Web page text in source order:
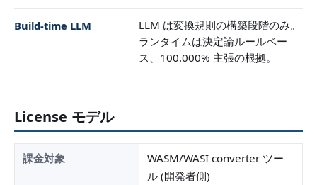
Build-time LLM
LLM は変換規則の構築段階のみ。
ランタイムは決定論ルールベー
ス、100.000% 主張の根拠。
License モデル
課金対象
WASM/WASI converter ツー
ル (開発者側)